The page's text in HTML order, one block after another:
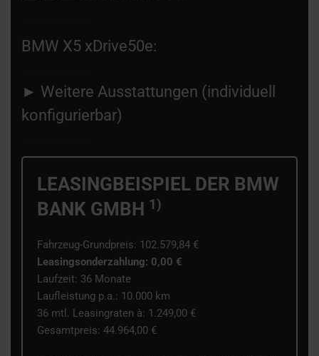
BMW X5 xDrive50e:
► Weitere Ausstattungen (individuell
konfigurierbar)
LEASINGBEISPIEL DER BMW
BANK GMBH 1)
Fahrzeug-Grundpreis: 102.579,84 €
Leasingsonderzahlung: 0,00 €
Laufzeit: 36 Monate
Laufleistung p.a.: 10.000 km
36 mtl. Leasingraten à: 1.249,00 €
Gesamt­preis: 44.964,00 €